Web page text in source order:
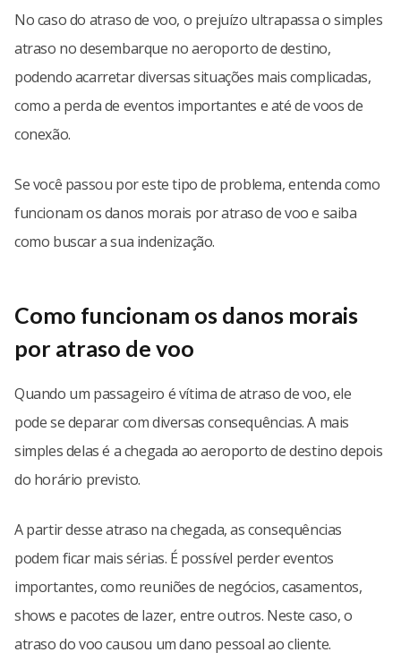
No caso do atraso de voo, o prejuízo ultrapassa o simples
atraso no desembarque no aeroporto de destino,
podendo acarretar diversas situações mais complicadas,
como a perda de eventos importantes e até de voos de
conexão.
Se você passou por este tipo de problema, entenda como
funcionam os danos morais por atraso de voo e saiba
como buscar a sua indenização.
Como funcionam os danos morais
por atraso de voo
Quando um passageiro é vítima de atraso de voo, ele
pode se deparar com diversas consequências. A mais
simples delas é a chegada ao aeroporto de destino depois
do horário previsto.
A partir desse atraso na chegada, as consequências
podem ficar mais sérias. É possível perder eventos
importantes, como reuniões de negócios, casamentos,
shows e pacotes de lazer, entre outros. Neste caso, o
atraso do voo causou um dano pessoal ao cliente.